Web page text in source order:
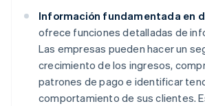
Información fundamentada en
ofrece funciones detalladas de
Las empresas pueden hacer un
crecimiento de los ingresos,
patrones de pago e identificar
comportamiento de sus clientes.